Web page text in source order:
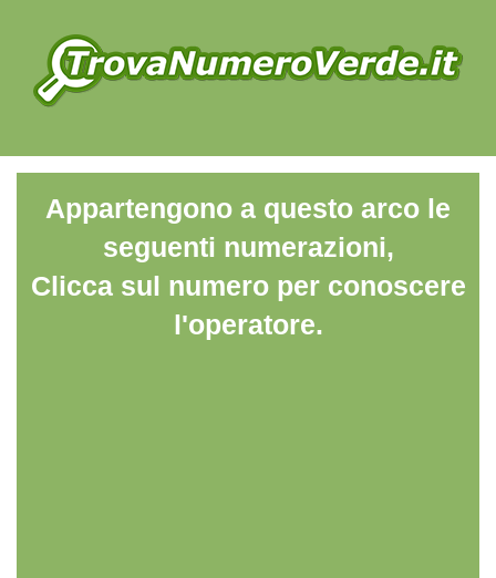
Appartengono a questo arco le
seguenti numerazioni,
Clicca sul numero per conoscere
l'operatore.